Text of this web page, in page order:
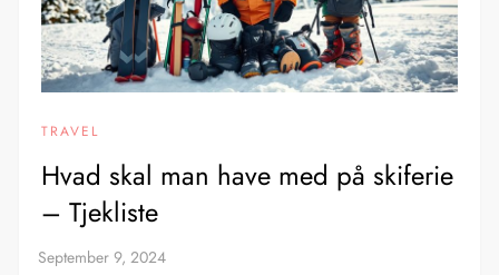
TRAVEL
Hvad skal man have med på skiferie
– Tjekliste